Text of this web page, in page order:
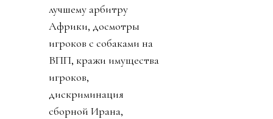
лучшему арбитру
Африки, досмотры
игроков с собаками на
ВПП, кражи имущества
игроков,
дискриминация
сборной Ирана,